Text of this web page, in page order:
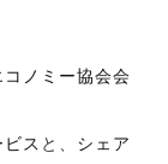
ノミー協会会
ス と、 シェア